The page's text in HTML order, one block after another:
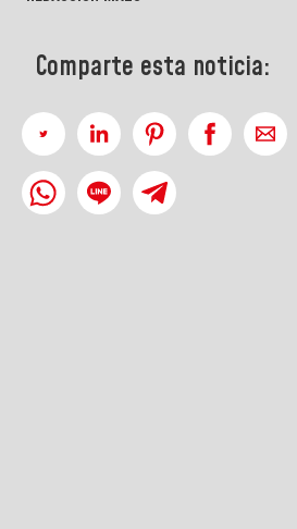
Comparte esta noticia: